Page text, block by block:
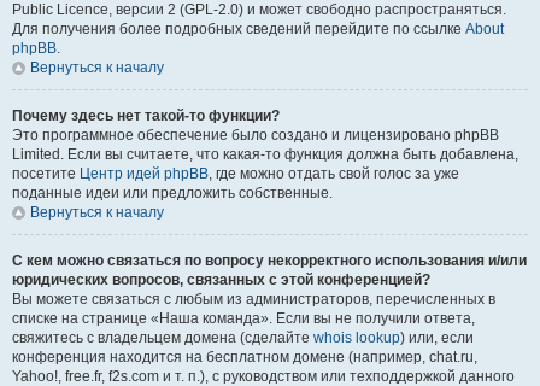
Public Licence, версии 2 (GPL-2.0) и может свободно распространяться.
Для получения более подробных сведений перейдите по ссылке About
phpBB.
Вернуться к началу
Почему здесь нет такой-то функции?
Это программное обеспечение было создано и лицензировано phpBB
Limited. Если вы считаете, что какая-то функция должна быть добавлена,
посетите Центр идей phpBB, где можно отдать свой голос за уже
поданные идеи или предложить собственные.
Вернуться к началу
С кем можно связаться по вопросу некорректного использования и/или
юридических вопросов, связанных с этой конференцией?
Вы можете связаться с любым из администраторов, перечисленных в
списке на странице «Наша команда». Если вы не получили ответа,
свяжитесь с владельцем домена (сделайте whois lookup) или, если
конференция находится на бесплатном домене (например, chat.ru,
Yahoo!, free.fr, f2s.com и т. п.), с руководством или техподдержкой данного